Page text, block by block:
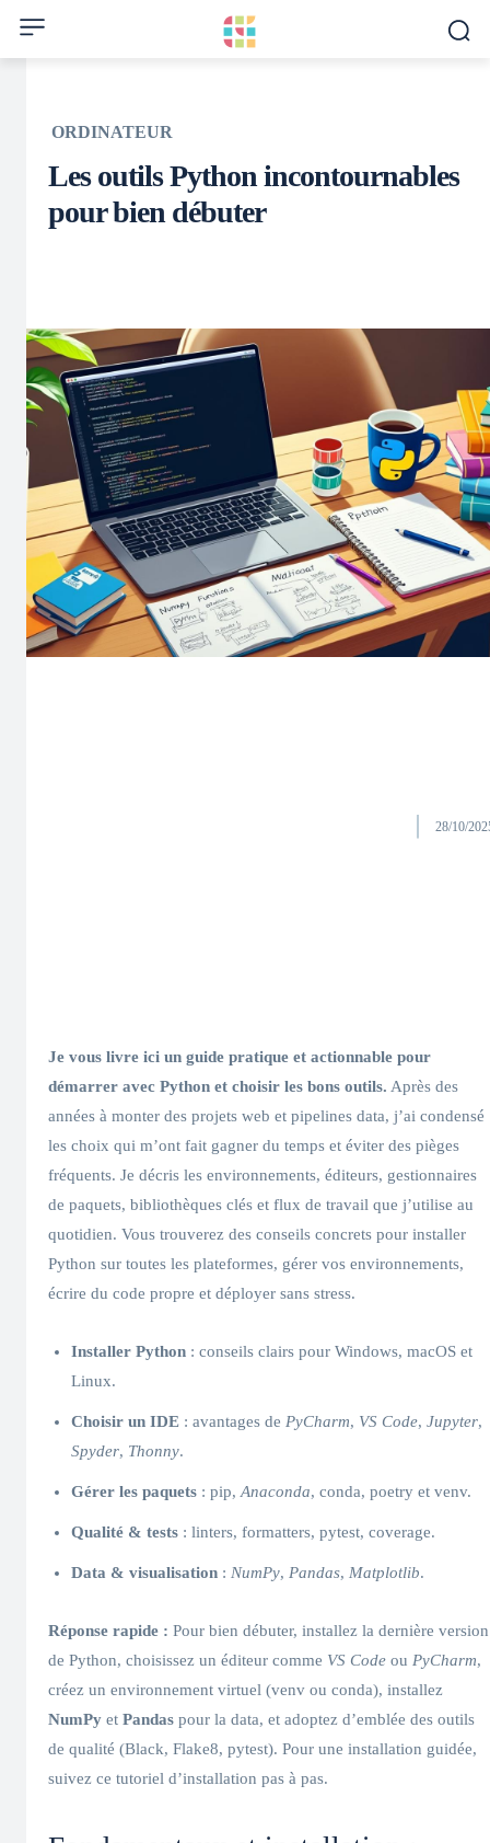
ORDINATEUR
Les outils Python incontournables
pour bien débuter
28/10/
Je vous livre ici un guide pratique et actionnable pour
démarrer avec Python et choisir les bons outils. Après des
années à monter des projets web et pipelines data, j’ai condensé
les choix qui m’ont fait gagner du temps et éviter des pièges
fréquents. Je décris les environnements, éditeurs, gestionnaires
de paquets, bibliothèques clés et flux de travail que j’utilise au
quotidien. Vous trouverez des conseils concrets pour installer
Python sur toutes les plateformes, gérer vos environnements,
écrire du code propre et déployer sans stress.
Installer Python : conseils clairs pour Windows, macOS et
Linux.
Choisir un IDE : avantages de PyCharm, VS Code, Jupyter,
Spyder, Thonny.
Gérer les paquets : pip, Anaconda, conda, poetry et venv.
Qualité & tests : linters, formatters, pytest, coverage.
Data & visualisation : NumPy, Pandas, Matplotlib.
Réponse rapide : Pour bien débuter, installez la dernière version
de Python, choisissez un éditeur comme VS Code ou PyCharm,
créez un environnement virtuel (venv ou conda), installez
NumPy et Pandas pour la data, et adoptez d’emblée des outils
de qualité (Black, Flake8, pytest). Pour une installation guidée,
suivez ce tutoriel d’installation pas à pas.